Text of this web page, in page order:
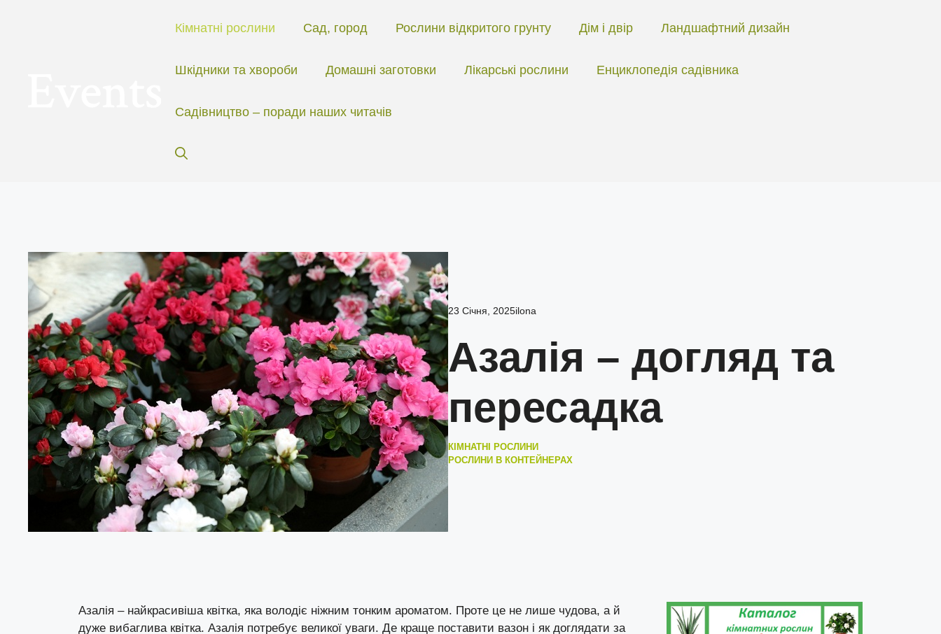
Кімнатні рослини Сад, город Рослини відкритого грунту Дім і двір Ландшафтний дизайн
Шкідники та хвороби Домашні заготовки Лікарські рослини Енциклопедія садівника
Садівництво – поради наших читачів
23 Січня, 2025ilona
Азалія – догляд та
пересадка
КІМНАТНІ РОСЛИНИ
РОСЛИНИ В КОНТЕЙНЕРАХ
Азалія – найкрасивіша квітка, яка володіє ніжним тонким ароматом. Проте це не лише чудова, а й
дуже вибаглива квітка. Азалія потребує великої уваги. Де краще поставити вазон і як доглядати за